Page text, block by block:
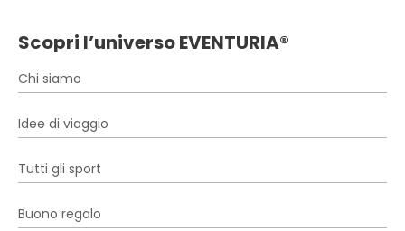
Scopri l’universo EVENTURIA®
Chi siamo
Idee di viaggio
Tutti gli sport
Buono regalo